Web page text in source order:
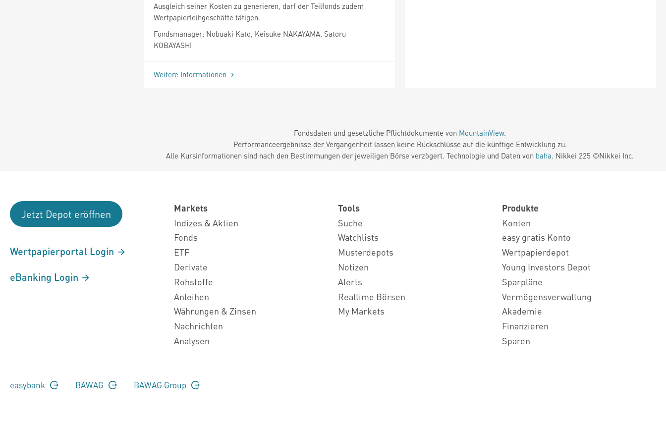
Ausgleich seiner Kosten zu generieren, darf der Teilfonds zudem
Wertpapierleihgeschäfte tätigen.
Fondsmanager: Nobuaki Kato, Keisuke NAKAYAMA, Satoru
KOBAYASHI
Weitere Informationen
Fondsdaten und gesetzliche Pflichtdokumente von MountainView.
Performanceergebnisse der Vergangenheit lassen keine Rückschlüsse auf die künftige Entwicklung zu.
Alle Kursinformationen sind nach den Bestimmungen der jeweiligen Börse verzögert. Technologie und Daten von baha. Nikkei 225 ©Nikkei Inc.
Jetzt Depot eröffnen
Wertpapierportal Login
eBanking Login
Markets
Indizes & Aktien
Fonds
ETF
Derivate
Rohstoffe
Anleihen
Währungen & Zinsen
Nachrichten
Analysen
Tools
Suche
Watchlists
Musterdepots
Notizen
Alerts
Realtime Börsen
My Markets
Produkte
Konten
easy gratis Konto
Wertpapierdepot
Young Investors Depot
Sparpläne
Vermögensverwaltung
Akademie
Finanzieren
Sparen
easybank BAWAG BAWAG Group